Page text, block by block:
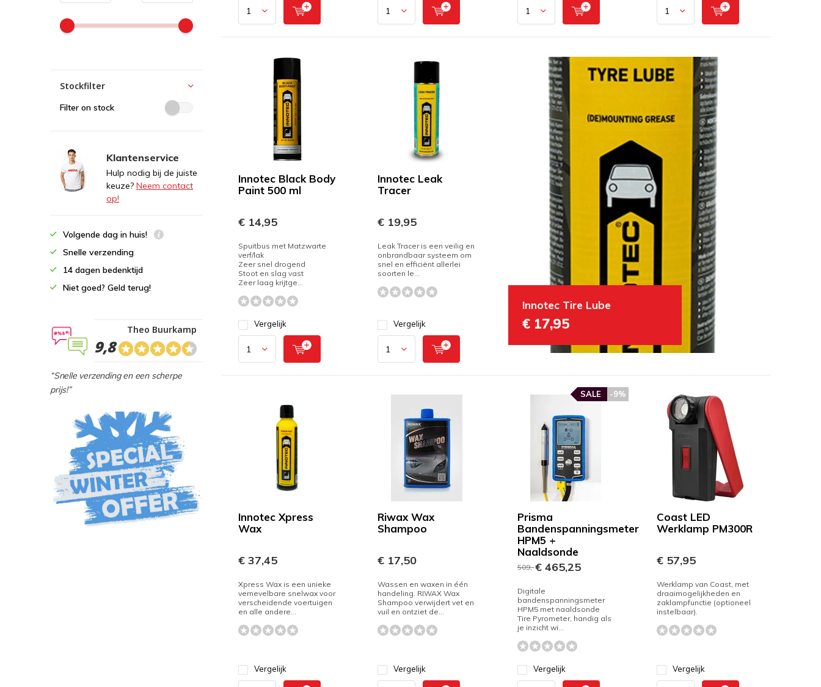
Innotec Black Body
Paint 500 ml
€ 14,95
Spuitbus met Matzwarte
verf/lak
Zeer snel drogend
Stoot en slag vast
Zeer laag krijtge...
Vergelijk
Innotec Leak
Tracer
€ 19,95
Leak Tracer is een veilig en
onbrandbaar systeem om
snel en efficiënt allerlei
soorten le...
Vergelijk
Innotec Tire Lube
€ 17,95
Innotec Xpress
Wax
€ 37,45
Xpress Wax is een unieke
vernevelbare snelwax voor
verscheidende voertuigen
en alle andere...
Vergelijk
Riwax Wax
Shampoo
€ 17,50
Wassen en waxen in één
handeling. RIWAX Wax
Shampoo verwijdert vet en
vuil en ontziet de...
Vergelijk
Prisma
Bandenspanningsmeter
HPM5 +
Naaldsonde
-9%
SALE
509,-€ 465,25
Digitale
bandenspanningsmeter
HPM5 met naaldsonde
Tire Pyrometer, handig als
je inzicht wi...
Vergelijk
Coast LED
Werklamp PM300R
€ 57,95
Werklamp van Coast, met
draaimogelijkheden en
zaklampfunctie (optioneel
instelbaar).
Vergelijk
Stockfilter
Filter on stock
Klantenservice
Hulp nodig bij de juiste
keuze? Neem contact
op!
Volgende dag in huis!
Snelle verzending
14 dagen bedenktijd
Niet goed? Geld terug!
9,8
Theo Buurkamp
“Snelle verzending en een scherpe
prijs!”